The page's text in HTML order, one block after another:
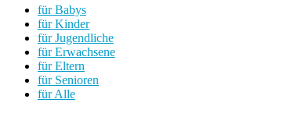
für Babys
für Kinder
für Jugendliche
für Erwachsene
für Eltern
für Senioren
für Alle